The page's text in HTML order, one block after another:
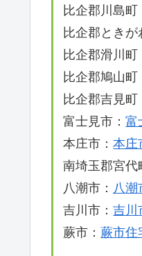
比企郡川島町
比企郡ときが
比企郡滑川町
比企郡鳩山町
比企郡吉見町
富士見市：富
本庄市：本庄
南埼玉郡宮代
八潮市： 八潮
吉川市：吉川
蕨市：蕨市住